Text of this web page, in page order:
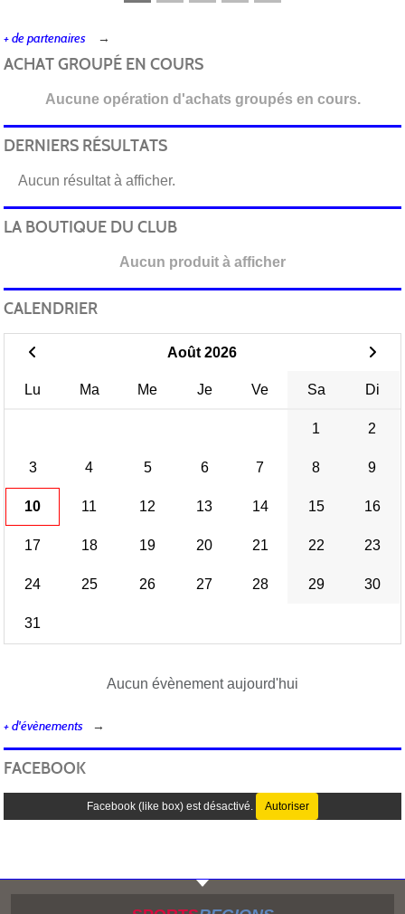
+ de partenaires
ACHAT GROUPÉ EN COURS
Aucune opération d'achats groupés en cours.
DERNIERS RÉSULTATS
Aucun résultat à afficher.
LA BOUTIQUE DU CLUB
Aucun produit à afficher
CALENDRIER
Août 2026
Lu Ma Me Je Ve Sa Di
1 2
3 4 5 6 7 8 9
10 11 12 13 14 15 16
17 18 19 20 21 22 23
24 25 26 27 28 29 30
31
Aucun évènement aujourd'hui
+ d'évènements
FACEBOOK
Facebook (like box) est désactivé. Autoriser